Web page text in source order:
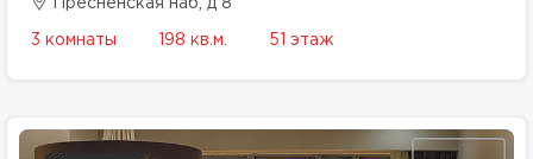
Пресненская наб, д 8
3 комнаты 198 кв.м. 51 этаж